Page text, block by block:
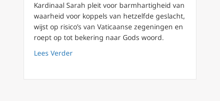
Kardinaal Sarah pleit voor barmhartigheid van
waarheid voor koppels van hetzelfde geslacht,
wijst op risico’s van Vaticaanse zegeningen en
roept op tot bekering naar Gods woord.
Lees Verderabout Kardinaal Sarah tegen zegenen van